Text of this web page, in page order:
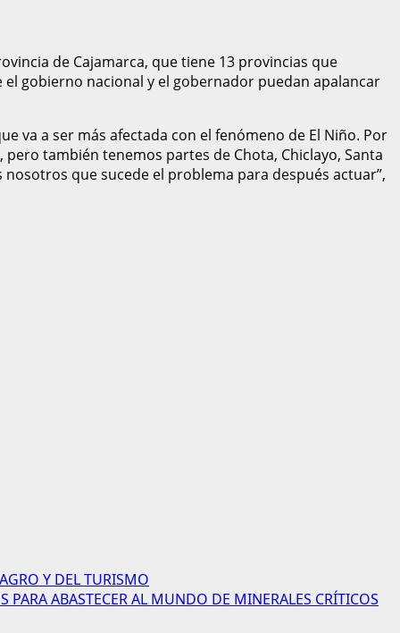
de Cajamarca, que tiene 13 provincias que
gobierno nacional y el gobernador puedan apalancar
va a ser más afectada con el fenómeno de El Niño. Por
también tenemos partes de Chota, Chiclayo, Santa
que sucede el problema para después actuar”,
Y DEL TURISMO
ABASTECER AL MUNDO DE MINERALES CRÍTICOS